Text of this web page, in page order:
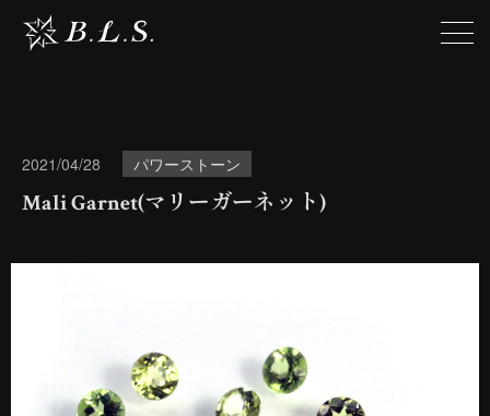
2021/04/28 パワーストーン
Mali Garnet(マリーガーネット)